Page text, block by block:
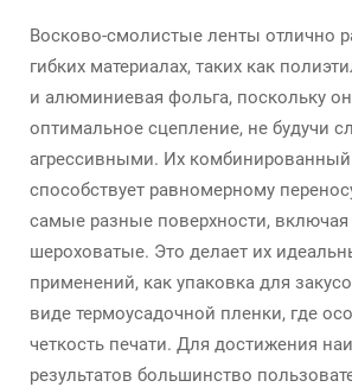
Восково-смолистые ленты отлично
гибких материалах, таких как
и алюминиевая фольга, поскольку
оптимальное сцепление, не будучи
агрессивными. Их комбинированный
способствует равномерному
самые разные поверхности,
шероховатые. Это делает их
применений, как упаковка для
виде термоусадочной пленки, где
четкость печати. Для достижения
результатов большинство